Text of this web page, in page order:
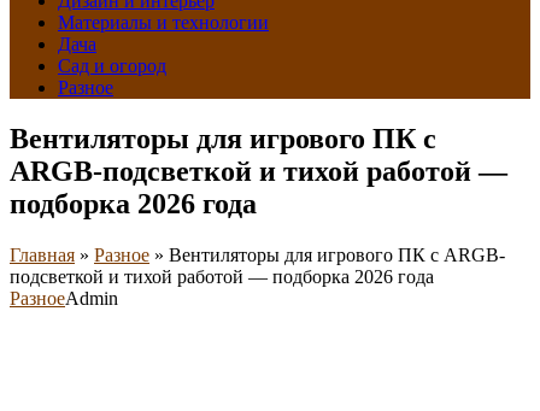
Материалы и технологии
Дача
Сад и огород
Разное
Вентиляторы для игрового ПК с
ARGB-подсветкой и тихой работой —
подборка 2026 года
Главная » Разное » Вентиляторы для игрового ПК с ARGB-
подсветкой и тихой работой — подборка 2026 года
РазноеAdmin